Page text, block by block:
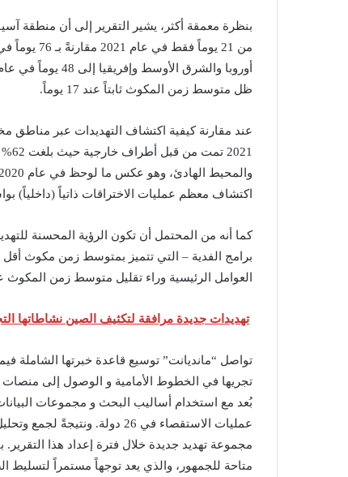
بنظرة معمقة أكثر، يشير التقرير إلى أن منطقة
ظل متوسط زمن المكوث ثابتاً عند 17 يوماً.
عند مقارنة كيفية اكتشاف التهديدات عبر مناطق
اكتشاف معظم عمليات الاختراقات ذاتياً (داخلياً)
كما أنه من المحتمل أن تكون الرؤية المحسنة
برامج الفدية – التي تتميز بمتوسط زمن مكوث أقل
العوامل الرئيسية وراء تقليل متوسط زمن المكوث
تهديدات جديدة مرافقة لتكثيف الصين نشاطاتها
تواصل “مانديانت” توسيع قاعدة خبرتها الشاملة
تجريها في الخطوط الأمامية و الوصول إلى منصات
متاحة للجمهور، والذي يعد توجهاً مستمراً لتسليط